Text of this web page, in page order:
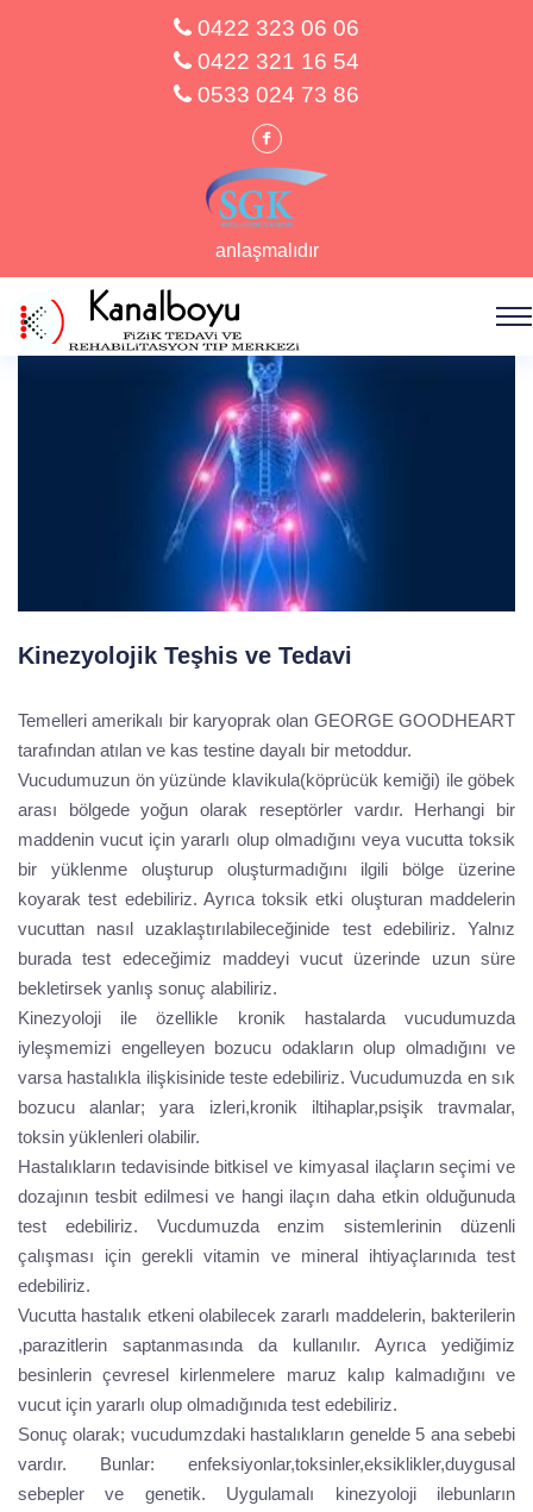
0422 323 06 06
0422 321 16 54
0533 024 73 86
anlaşmalıdır
Kinezyolojik Teşhis ve Tedavi
Kinezyolojik Teşhis ve Tedavi
Temelleri amerikalı bir karyoprak olan GEORGE GOODHEART
tarafından atılan ve kas testine dayalı bir metoddur.
Vucudumuzun ön yüzünde klavikula(köprücük kemiği) ile göbek
arası bölgede yoğun olarak reseptörler vardır. Herhangi bir
maddenin vucut için yararlı olup olmadığını veya vucutta toksik
bir yüklenme oluşturup oluşturmadığını ilgili bölge üzerine
koyarak test edebiliriz. Ayrıca toksik etki oluşturan maddelerin
vucuttan nasıl uzaklaştırılabileceğinide test edebiliriz. Yalnız
burada test edeceğimiz maddeyi vucut üzerinde uzun süre
bekletirsek yanlış sonuç alabiliriz.
Kinezyoloji ile özellikle kronik hastalarda vucudumuzda
iyleşmemizi engelleyen bozucu odakların olup olmadığını ve
varsa hastalıkla ilişkisinide teste edebiliriz. Vucudumuzda en sık
bozucu alanlar; yara izleri,kronik iltihaplar,psişik travmalar,
toksin yüklenleri olabilir.
Hastalıkların tedavisinde bitkisel ve kimyasal ilaçların seçimi ve
dozajının tesbit edilmesi ve hangi ilaçın daha etkin olduğunuda
test edebiliriz. Vucdumuzda enzim sistemlerinin düzenli
çalışması için gerekli vitamin ve mineral ihtiyaçlarınıda test
edebiliriz.
Vucutta hastalık etkeni olabilecek zararlı maddelerin, bakterilerin
,parazitlerin saptanmasında da kullanılır. Ayrıca yediğimiz
besinlerin çevresel kirlenmelere maruz kalıp kalmadığını ve
vucut için yararlı olup olmadığınıda test edebiliriz.
Sonuç olarak; vucudumzdaki hastalıkların genelde 5 ana sebebi
vardır. Bunlar: enfeksiyonlar,toksinler,eksiklikler,duygusal
sebepler ve genetik. Uygulamalı kinezyoloji ilebunların